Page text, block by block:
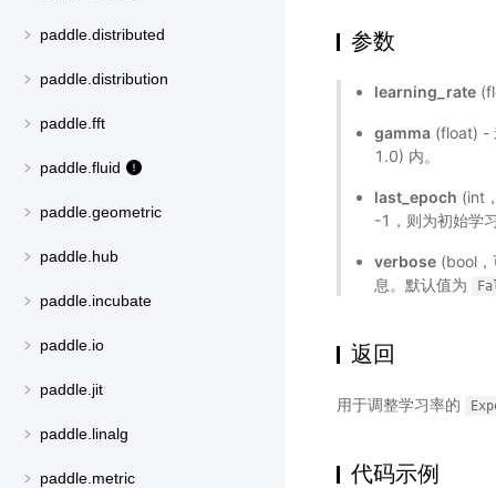
paddle.distributed
paddle.distribution
paddle.fft
paddle.fluid
paddle.geometric
paddle.hub
paddle.incubate
paddle.io
paddle.jit
paddle.linalg
paddle.metric
参数
learning_rate
gamma (float) -
1.0) 内。
last_epoch (int
-1，则为初始学
verbose (bool
息。默认值为
返回
用于调整学习率的
代码示例